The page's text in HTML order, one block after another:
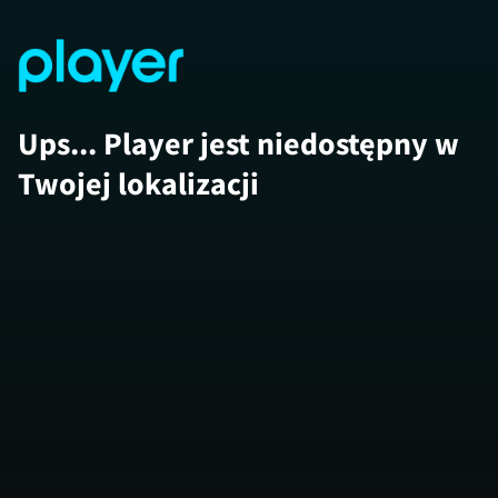
Ups... Player jest niedostępny w
Twojej lokalizacji